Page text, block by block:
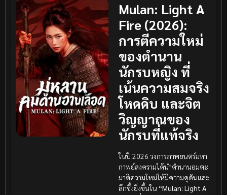
Mulan: Light A
Fire (2026):
การตีความใหม่
ของตำนาน
นักรบหญิง ที่
เน้นความสมจริง
โหดดิบ และจิต
วิญญาณของ
นักรบที่แท้จริง
ในปี 2026 วงการภาพยนตร์มหา
กาพย์สงครามได้นำตำนานอมตะ
มาตีความใหม่ให้มีความดุดันและ
ลึกซึ้งยิ่งขึ้นใน “Mulan: Light A